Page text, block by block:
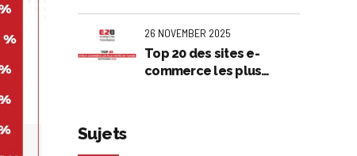
Décembre 2025
26 NOVEMBER 2025
Top 20 des sites e-
commerce les plus
Sujets